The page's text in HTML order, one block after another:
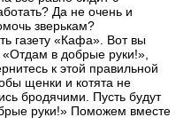
Да не очень и
зверькам?
газету «Кафа». Вот вы
в добрые руки!»,
к этой правильной
щенки и котята не
бродячими. Пусть будут
руки!» Поможем вместе